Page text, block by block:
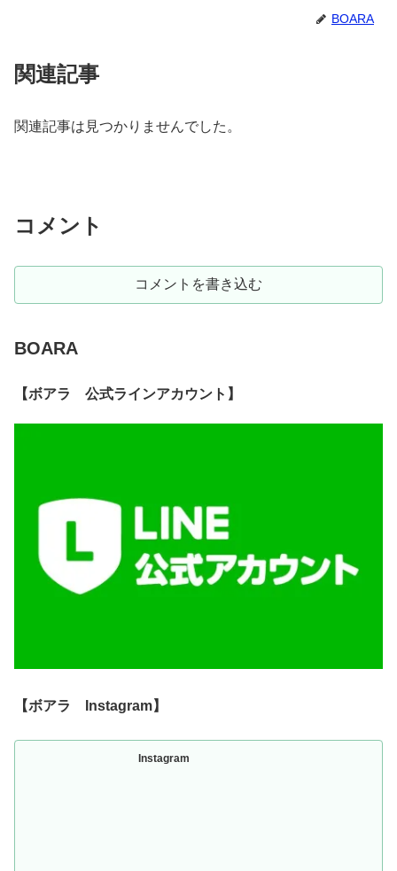
BOARA
関連記事
関連記事は見つかりませんでした。
コメント
コメントを書き込む
BOARA
【ボアラ 公式ラインアカウント】
【ボアラ Instagram】
Instagram